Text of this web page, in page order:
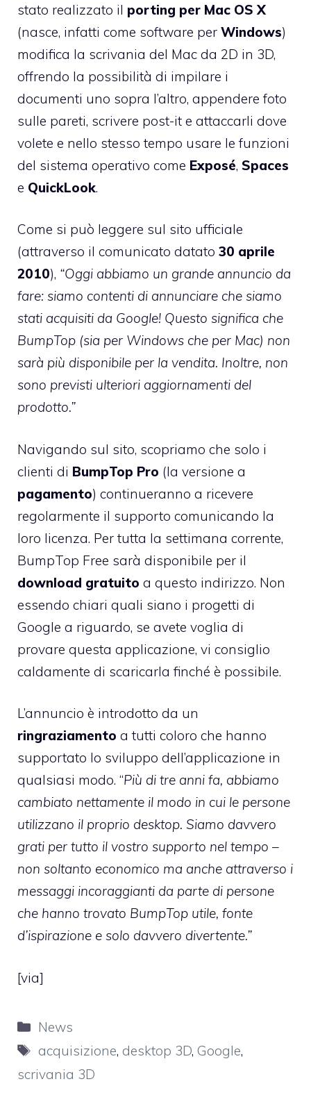
stato realizzato il porting per Mac OS X
(nasce, infatti come software per Windows)
modifica la scrivania del Mac da 2D in 3D,
offrendo la possibilità di impilare i
documenti uno sopra l’altro, appendere foto
sulle pareti, scrivere post-it e attaccarli dove
volete e nello stesso tempo usare le funzioni
del sistema operativo come Exposé, Spaces
e QuickLook.
Come si può leggere sul sito ufficiale
(attraverso il comunicato datato 30 aprile
2010), “Oggi abbiamo un grande annuncio da
fare: siamo contenti di annunciare che siamo
stati acquisiti da Google! Questo significa che
BumpTop (sia per Windows che per Mac) non
sarà più disponibile per la vendita. Inoltre, non
sono previsti ulteriori aggiornamenti del
prodotto.”
Navigando sul sito, scopriamo che solo i
clienti di BumpTop Pro (la versione a
pagamento) continueranno a ricevere
regolarmente il supporto comunicando la
loro licenza. Per tutta la settimana corrente,
BumpTop Free sarà disponibile per il
download gratuito a questo indirizzo. Non
essendo chiari quali siano i progetti di
Google a riguardo, se avete voglia di
provare questa applicazione, vi consiglio
caldamente di scaricarla finché è possibile.
L’annuncio è introdotto da un
ringraziamento a tutti coloro che hanno
supportato lo sviluppo dell’applicazione in
qualsiasi modo. “Più di tre anni fa, abbiamo
cambiato nettamente il modo in cui le persone
utilizzano il proprio desktop. Siamo davvero
grati per tutto il vostro supporto nel tempo –
non soltanto economico ma anche attraverso i
messaggi incoraggianti da parte di persone
che hanno trovato BumpTop utile, fonte
d’ispirazione e solo davvero divertente.”
[via]
Categorie
News
Tag
acquisizione, desktop 3D, Google,
scrivania 3D